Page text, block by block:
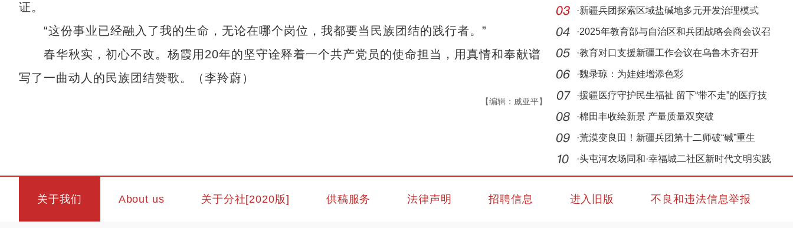
证。
“这份事业已经融入了我的生命，无论在哪个岗位，我都要当民族团结的践行者。”
春华秋实，初心不改。杨霞用20年的坚守诠释着一个共产党员的使命担当，用真情和奉献谱
写了一曲动人的民族团结赞歌。（李羚蔚）
【编辑：戚亚平】
一等奖
·新疆兵团探索区域盐碱地多元开发治理模式
·2025年教育部与自治区和兵团战略会商会议召
开
·教育对口支援新疆工作会议在乌鲁木齐召开
·魏录琼：为娃娃增添色彩
·援疆医疗守护民生福祉 留下“带不走”的医疗技
术
·棉田丰收绘新景 产量质量双突破
·荒漠变良田！新疆兵团第十二师破“碱”重生
·头屯河农场同和·幸福城二社区新时代文明实践
工作
关于我们 About us 关于分社[2020版] 供稿服务 法律声明 招聘信息 进入旧版 不良和违法信息举报